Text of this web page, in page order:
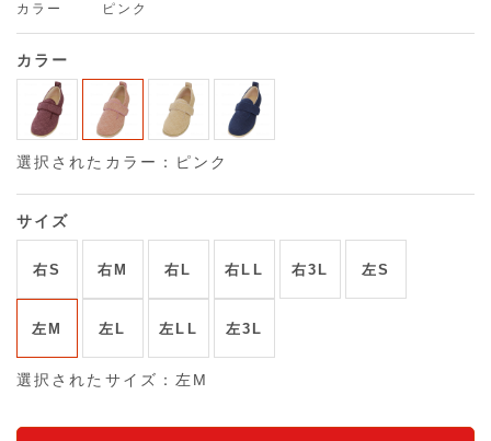
カラー
ピンク
カラー
選択されたカラー：ピンク
サイズ
右S 右M 右L 右LL 右3L 左S
左M 左L 左LL 左3L
選択されたサイズ：左M